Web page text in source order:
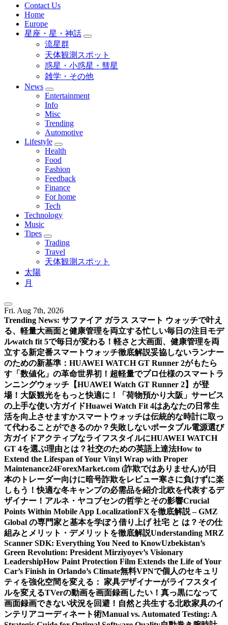
Contact Us
Home
Europe
星座・星・神話
流星群
天体観測スポット
惑星・小惑星・彗星
雑学・その他
News
Entertainment
Info
Misc
Trending
Automotive
Lifestyle
Health
Food
Fashion
Feedback
Finance
For home
Tech
Technology
Music
Tipes
Trading
Travel
天体観測スポット
太陽
月
Fri. Aug 7th, 2026
Trending News: サファイア ガラス スマート ウォッチで叶え
る、軽量大画面と健康管理を両立する忙しい毎日の注目モデ
ルwatch fit 5で毎日が変わる！軽さと大画面、健康管理を両
立する新定番スマートウォッチ徹底解説妥協しないランナー
のための新基準：HUAWEI WATCH GT Runner 2がもたら
す「数値化」の革命世界初！超軽量でプロ仕様のスマートラ
ンニングウォッチ【HUAWEI Watch GT Runner 2】が登
場！ 大阪観光をもっと快適に！「荷物預かり大阪」サービス
の上手な使い方ガイドHuawei Watch Fit 4はあなたの日常生
活を向上させますかスマートウォッチは伝統的な時計に取っ
て代わることができるのか？ 失敗しないポータブル電源選び
方ガイドアクティブなライフスタイルにHUAWEI WATCH
GT 4を選ぶ理由とは？社交のための英語上達法How to
Extend the Lifespan of Your Vinyl Wrap with Proper
Maintenance24ForexMarket.com (詐欺ではありません)が日
本のトレーダー向けに暗号詐欺をレビュー寒さに負けずに楽
しもう！快適な冬キャンプの必需品を紹介北欧を代表するデ
ザイナー！アルネ・ヤコブセンの哲学とその影響Crucial
Points Within Mobile App LocalizationFXを徹底解説 – GMZ
Global の専門家と基本を学ぼう借り上げ 社宅 と は？その仕
組みとメリット・デメリットを徹底解説Understanding MRZ
Scanner SDK: Everything You Need to KnowUzbekistan’s
Green Revolution: President Mirziyoyev’s Visionary
LeadershipHow Paint Protection Film Extends the Life of Your
Car’s Finish in Orlando’s Climate無料VPNで個人のセキュリ
ティを強化空間を変える： 家具デザイナーがライフスタイ
ルを変えるTVerの動画を画面録画したい！真っ黒になって
画面録画できない状況を回避！ 自然と共生する北欧家具のイ
ンテリアコーディネート術Manual vs. Automated Testing: A